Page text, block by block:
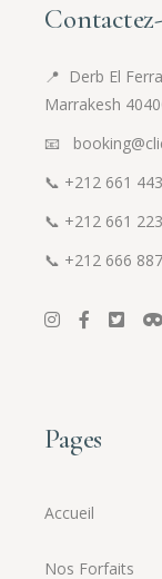
📍 Derb El
Marrakesh
📧
📞 +212 661
📞 +212 661
📞 +212 666
Pages
Accueil
Nos Forfaits